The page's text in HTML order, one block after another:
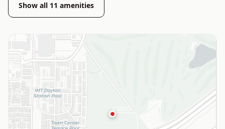
Show all 11 amenities